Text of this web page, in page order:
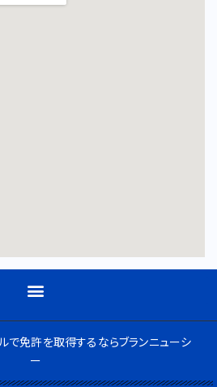
で免許を取得するならブランニューシ
ー